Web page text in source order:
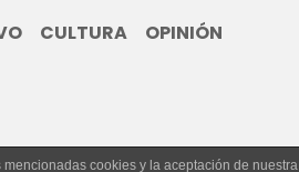
CULTURA OPINIÓN
cookies y la aceptación de nuestra